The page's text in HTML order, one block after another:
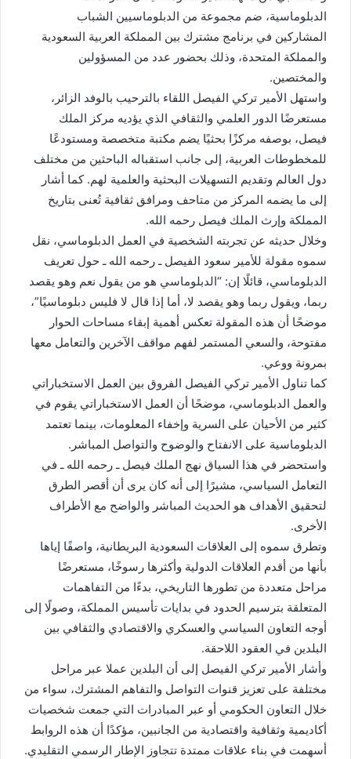
الدبلوماسية، ضم مجموعة من الدبلوماسيين الشباب
المشاركين في برنامج مشترك بين المملكة العربية السعودية
والمملكة المتحدة، وذلك بحضور عدد من المسؤولين
والمختصين.
واستهل الأمير تركي الفيصل اللقاء بالترحيب بالوفد الزائر،
مستعرضًا الدور العلمي والثقافي الذي يؤديه مركز الملك
فيصل، بوصفه مركزًا بحثيًا يضم مكتبة متخصصة ومستودعًا
للمخطوطات العربية، إلى جانب استقباله الباحثين من مختلف
دول العالم وتقديم التسهيلات البحثية والعلمية لهم. كما أشار
إلى ما يضمه المركز من متاحف ومرافق ثقافية تُعنى بتاريخ
المملكة وإرث الملك فيصل رحمه الله.
وخلال حديثه عن تجربته الشخصية في العمل الدبلوماسي، نقل
سموه مقولة للأمير سعود الفيصل ـ رحمه الله ـ حول تعريف
الدبلوماسي، قائلًا إن: “الدبلوماسي هو من يقول نعم وهو يقصد
ربما، ويقول ربما وهو يقصد لا، أما إذا قال لا فليس دبلوماسيًا”،
موضحًا أن هذه المقولة تعكس أهمية إبقاء مساحات الحوار
مفتوحة، والسعي المستمر لفهم مواقف الآخرين والتعامل معها
بمرونة ووعي.
كما تناول الأمير تركي الفيصل الفروق بين العمل الاستخباراتي
والعمل الدبلوماسي، موضحًا أن العمل الاستخباراتي يقوم في
كثير من الأحيان على السرية وإخفاء المعلومات، بينما تعتمد
الدبلوماسية على الانفتاح والوضوح والتواصل المباشر.
واستحضر في هذا السياق نهج الملك فيصل ـ رحمه الله ـ في
التعامل السياسي، مشيرًا إلى أنه كان يرى أن أقصر الطرق
لتحقيق الأهداف هو الحديث المباشر والواضح مع الأطراف
الأخرى.
وتطرق سموه إلى العلاقات السعودية البريطانية، واصفًا إياها
بأنها من أقدم العلاقات الدولية وأكثرها رسوخًا، مستعرضًا
مراحل متعددة من تطورها التاريخي، بدءًا من التفاهمات
المتعلقة بترسيم الحدود في بدايات تأسيس المملكة، وصولًا إلى
أوجه التعاون السياسي والعسكري والاقتصادي والثقافي بين
البلدين في العقود اللاحقة.
وأشار الأمير تركي الفيصل إلى أن البلدين عملا عبر مراحل
مختلفة على تعزيز قنوات التواصل والتفاهم المشترك، سواء من
خلال التعاون الحكومي أو عبر المبادرات التي جمعت شخصيات
أكاديمية وثقافية واقتصادية من الجانبين، مؤكدًا أن هذه الروابط
أسهمت في بناء علاقات ممتدة تتجاوز الإطار الرسمي التقليدي.